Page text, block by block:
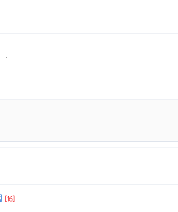
[16]